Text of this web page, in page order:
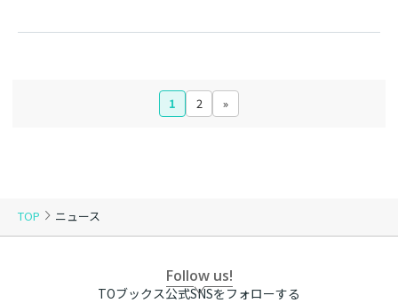
TOP ニュース
1 2 »
Follow us!
TOブックス公式SNSをフォローする